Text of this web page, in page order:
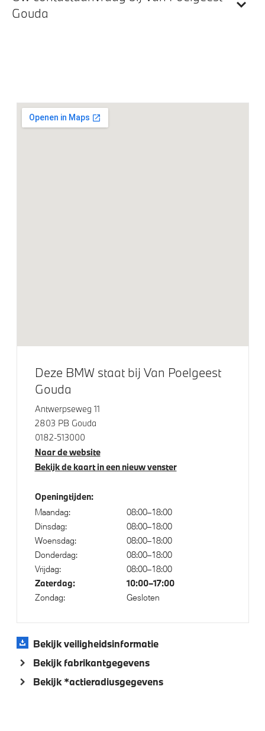
Doorlaadopening
HiFi System Harman Kardon
Raamomlijsting M hoogglans Shadow Line
M achterspoiler
Klimaatbeheersing
Automatische 3-zone Airconditioning
Elektrische voorzieningen
Bandenspanningsweergavesysteem
Automatisch dimmende binnen- en buitenspiegel
bestuurderzijde
Draadloos oplaadstation
High-beam assistant
Parking assistant plus
Comfort Access
Gouda
Deze BMW staat bij Van Poelgeest
Gouda
Antwerpseweg 11
2803 PB Gouda
0182-513000
Naar de website
Bekijk de kaart in een nieuw venster
Openingtijden:
Maandag:
08:00–18:00
Dinsdag:
08:00–18:00
Woensdag:
08:00–18:00
Donderdag:
08:00–18:00
Vrijdag:
08:00–18:00
Zaterdag: 10:00–17:00
Zondag: Gesloten
Bekijk veiligheidsinformatie
Bekijk fabrikantgegevens
Bekijk *actieradiusgegevens